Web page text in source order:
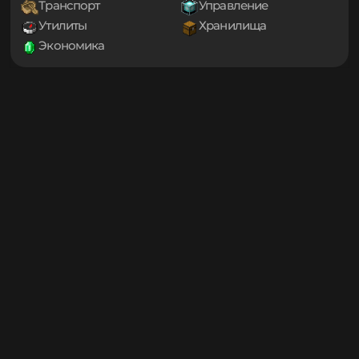
1.19.4
1.19.3
1.19.2
1.19.1
Игровые механики Магия
Мини-игры Мобы
Оптимизация